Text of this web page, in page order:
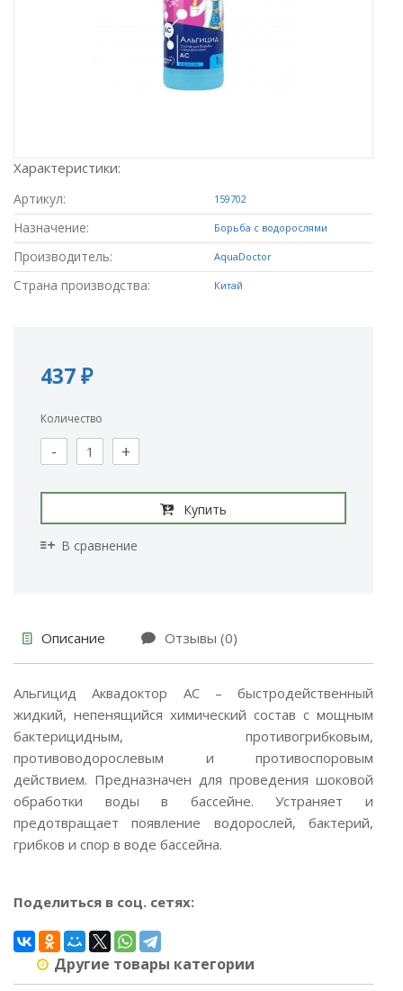
Характеристики:
Артикул: 159702
Назначение: Борьба с водорослями
Производитель: AquaDoctor
Страна производства: Китай
437 ₽
Количество
- +
Купить
В сравнение
Описание Отзывы (0)
Альгицид Аквадоктор АС – быстродейственный
жидкий, непенящийся химический состав с мощным
бактерицидным, противогрибковым,
противоводорослевым и противоспоровым
действием. Предназначен для проведения шоковой
обработки воды в бассейне. Устраняет и
предотвращает появление водорослей, бактерий,
грибков и спор в воде бассейна.
Поделиться в соц. сетях:
Другие товары категории